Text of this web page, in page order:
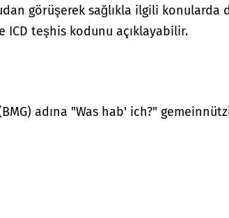
görüşerek sağlıkla ilgili konularda
ICD teşhis kodunu açıklayabilir.
adına "Was hab' ich?"